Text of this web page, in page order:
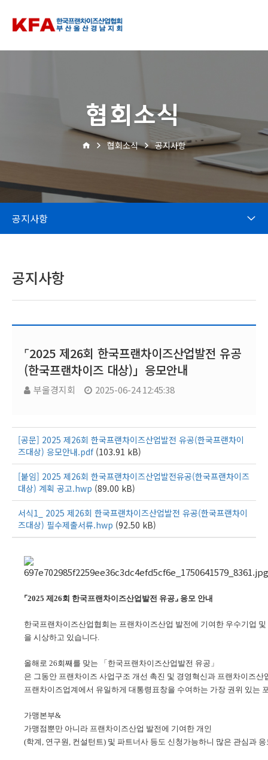
협회소식
협회소식 공지사항
공지사항
공지사항
⌜2025 제26회 한국프랜차이즈산업발전 유공
(한국프랜차이즈 대상)」응모안내
부울경지회 2025-06-24 12:45:38
[공문] 2025 제26회 한국프랜차이즈산업발전 유공(한국프랜차이
즈대상) 응모안내.pdf(103.91 kB)
[붙임] 2025 제26회 한국프랜차이즈산업발전유공(한국프랜차이즈
대상) 계획 공고.hwp (89.00 kB)
서식1_ 2025 제26회 한국프랜차이즈산업발전 유공(한국프랜차이
즈대상) 필수제출서류.hwp (92.50 kB)
⌜2025 제26회 한국프랜차이즈산업발전 유공⌟ 응모 안내
한국프랜차이즈산업협회는 프랜차이즈산업 발전에 기여한 우수기업
을 시상하고 있습니다.
올해로 26회째를 맞는 「한국프랜차이즈산업발전 유공」
은 그동안 프랜차이즈 사업구조 개선 촉진 및 경영혁신과 프랜차이즈
프랜차이즈업계에서 유일하게 대통령표창을 수여하는 가장 권위 있는
가맹본부&
가맹점뿐만 아니라 프랜차이즈산업 발전에 기여한 개인
(학계, 연구원, 컨설턴트) 및 파트너사 등도 신청가능하니 많은 관심과